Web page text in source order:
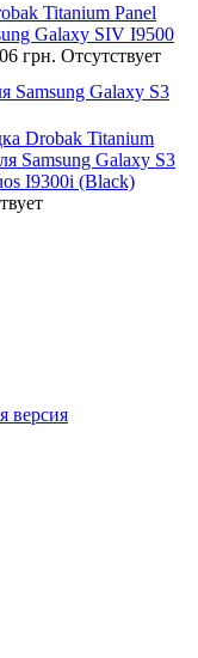
Titanium Panel
Galaxy SIV I9500
грн. Отсутствует
Samsung Galaxy S3
Drobak Titanium
Samsung Galaxy S3
I9300i (Black)
версия